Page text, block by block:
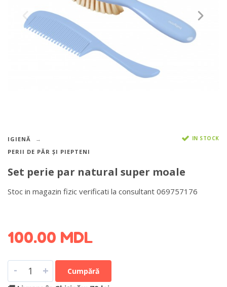
IGIENĂ
PERII DE PĂR ȘI PIEPTENI
IN STOCK
Set perie par natural super moale
Stoc in magazin fizic verificati la consultant 069757176
100.00 MDL
- + Cumpără